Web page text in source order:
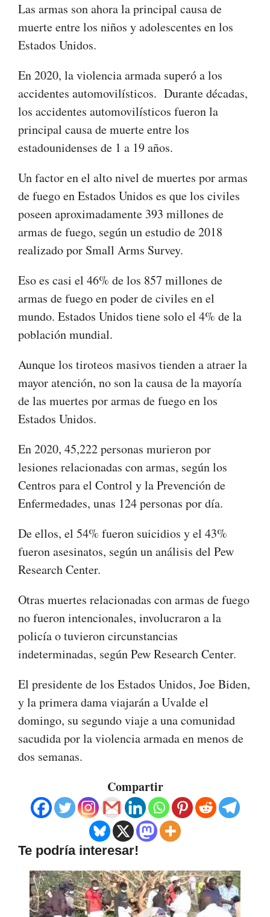
Las armas son ahora la principal causa de
muerte entre los niños y adolescentes en los
Estados Unidos.
En 2020, la violencia armada superó a los
accidentes automovilísticos. Durante décadas,
los accidentes automovilísticos fueron la
principal causa de muerte entre los
estadounidenses de 1 a 19 años.
Un factor en el alto nivel de muertes por armas
de fuego en Estados Unidos es que los civiles
poseen aproximadamente 393 millones de
armas de fuego, según un estudio de 2018
realizado por Small Arms Survey.
Eso es casi el 46% de los 857 millones de
armas de fuego en poder de civiles en el
mundo. Estados Unidos tiene solo el 4% de la
población mundial.
Aunque los tiroteos masivos tienden a atraer la
mayor atención, no son la causa de la mayoría
de las muertes por armas de fuego en los
Estados Unidos.
En 2020, 45,222 personas murieron por
lesiones relacionadas con armas, según los
Centros para el Control y la Prevención de
Enfermedades, unas 124 personas por día.
De ellos, el 54% fueron suicidios y el 43%
fueron asesinatos, según un análisis del Pew
Research Center.
Otras muertes relacionadas con armas de fuego
no fueron intencionales, involucraron a la
policía o tuvieron circunstancias
indeterminadas, según Pew Research Center.
El presidente de los Estados Unidos, Joe Biden,
y la primera dama viajarán a Uvalde el
domingo, su segundo viaje a una comunidad
sacudida por la violencia armada en menos de
dos semanas.
Compartir
Te podría interesar!